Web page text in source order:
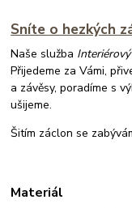
Sníte o hezkých
Naše služba
Přijedeme za Vámi,
a závěsy, poradíme s
ušijeme.
Šitím záclon se
Materiál